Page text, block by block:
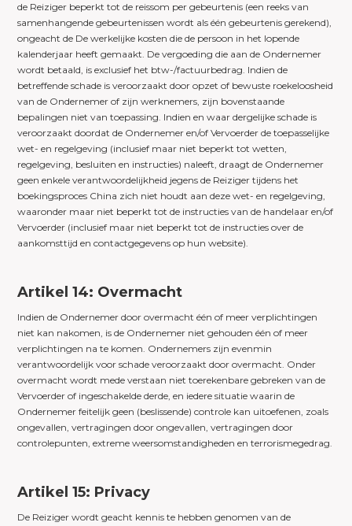
de Reiziger beperkt tot de reissom per gebeurtenis (een reeks van
samenhangende gebeurtenissen wordt als één gebeurtenis gerekend),
ongeacht de De werkelijke kosten die de persoon in het lopende
kalenderjaar heeft gemaakt. De vergoeding die aan de Ondernemer
wordt betaald, is exclusief het btw-/factuurbedrag. Indien de
betreffende schade is veroorzaakt door opzet of bewuste roekeloosheid
van de Ondernemer of zijn werknemers, zijn bovenstaande
bepalingen niet van toepassing. Indien en waar dergelijke schade is
veroorzaakt doordat de Ondernemer en/of Vervoerder de toepasselijke
wet- en regelgeving (inclusief maar niet beperkt tot wetten,
regelgeving, besluiten en instructies) naleeft, draagt de Ondernemer
geen enkele verantwoordelijkheid jegens de Reiziger tijdens het
boekingsproces China zich niet houdt aan deze wet- en regelgeving,
waaronder maar niet beperkt tot de instructies van de handelaar en/of
Vervoerder (inclusief maar niet beperkt tot de instructies over de
aankomsttijd en contactgegevens op hun website).
Artikel 14: Overmacht
Indien de Ondernemer door overmacht één of meer verplichtingen
niet kan nakomen, is de Ondernemer niet gehouden één of meer
verplichtingen na te komen. Ondernemers zijn evenmin
verantwoordelijk voor schade veroorzaakt door overmacht. Onder
overmacht wordt mede verstaan niet toerekenbare gebreken van de
Vervoerder of ingeschakelde derde, en iedere situatie waarin de
Ondernemer feitelijk geen (beslissende) controle kan uitoefenen, zoals
ongevallen, vertragingen door ongevallen, vertragingen door
controlepunten, extreme weersomstandigheden en terrorismegedrag.
Artikel 15: Privacy
De Reiziger wordt geacht kennis te hebben genomen van de